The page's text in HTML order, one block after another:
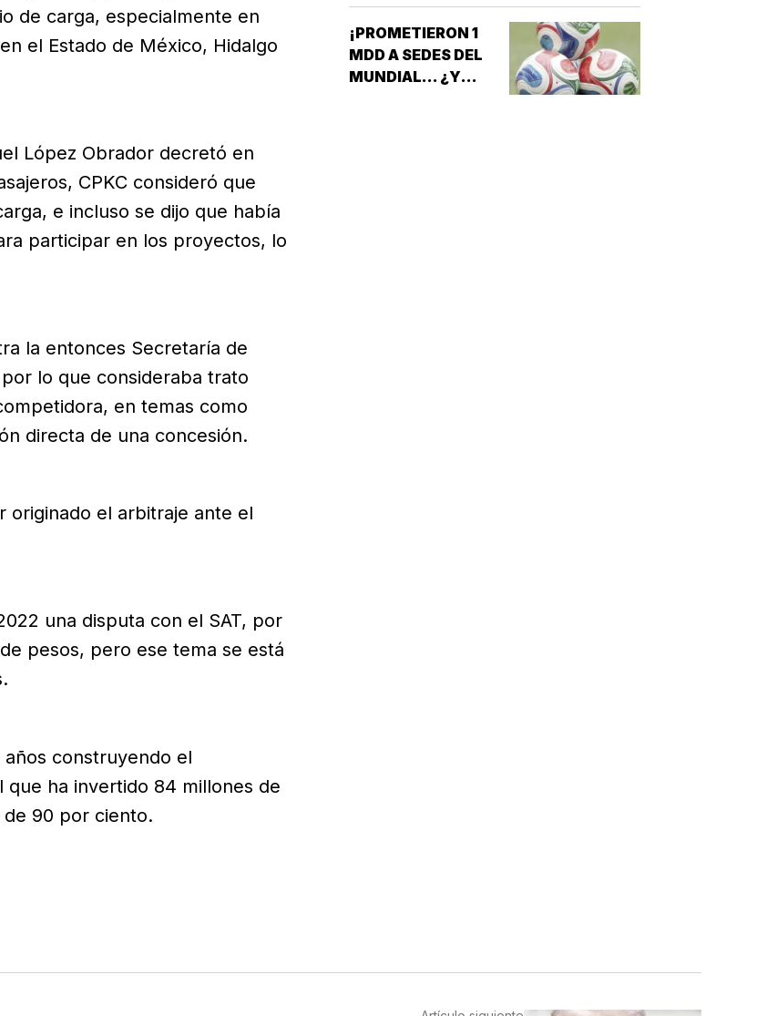
de carga, especialmente en
el Estado de México, Hidalgo
López Obrador decretó en
CPKC consideró que
e incluso se dijo que había
participar en los proyectos, lo
la entonces Secretaría de
lo que consideraba trato
en temas como
directa de una concesión.
originado el arbitraje ante el
una disputa con el SAT, por
pesos, pero ese tema se está
años construyendo el
ha invertido 84 millones de
de 90 por ciento.
¡PROMETIERON 1
MDD A SEDES DEL
MUNDIAL... ¿Y